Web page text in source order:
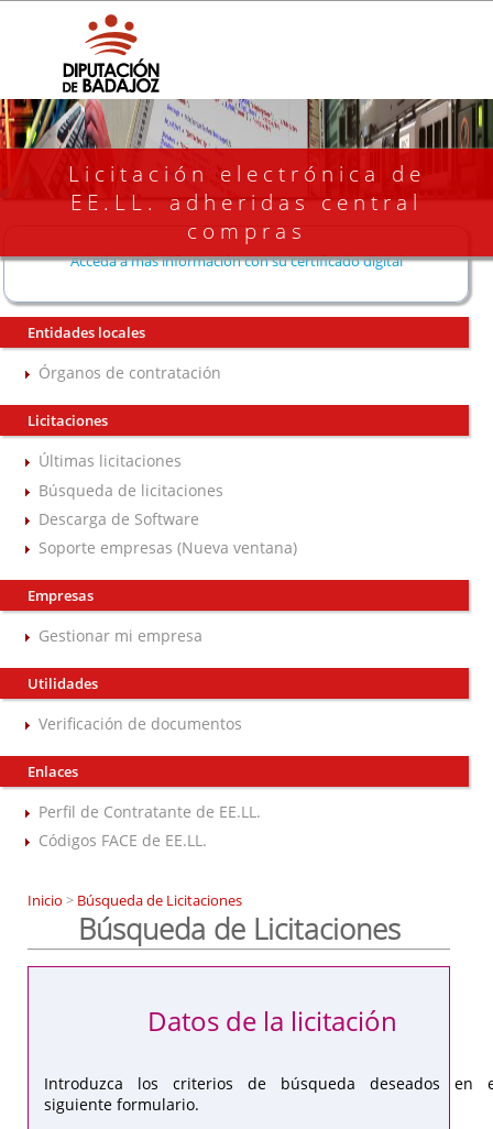
Licitación electrónica de
EE.LL. adheridas central
compras
Acceda a más información con su certificado digital
Entidades locales
Órganos de contratación
Licitaciones
Últimas licitaciones
Búsqueda de licitaciones
Descarga de Software
Soporte empresas (Nueva ventana)
Empresas
Gestionar mi empresa
Utilidades
Verificación de documentos
Enlaces
Perfil de Contratante de EE.LL.
Códigos FACE de EE.LL.
Inicio > Búsqueda de Licitaciones
Búsqueda de Licitaciones
Introduzca los criterios de búsqueda deseados en
siguiente formulario.
Datos de la licitación